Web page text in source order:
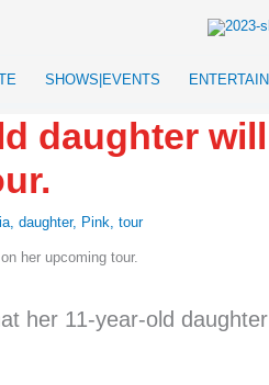
SHOWS|EVENTS
daughter
, daughter, Pink, tour
her 11-year-old